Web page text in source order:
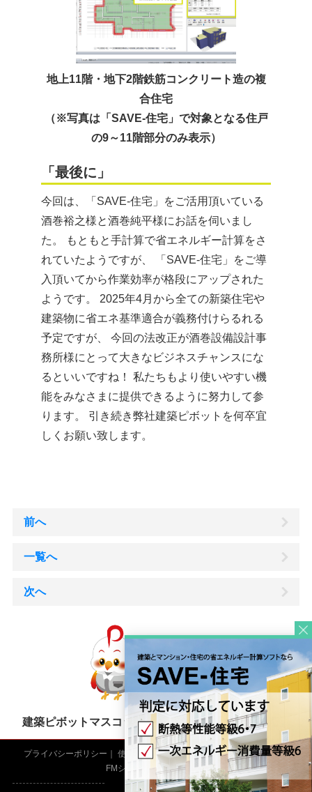
地上11階・地下2階鉄筋コンクリート造の複
合住宅
（※写真は「SAVE-住宅」で対象となる住戸
の9～11階部分のみ表示）
「最後に」
今回は、「SAVE-住宅」をご活用頂いている
酒巻裕之様と酒巻純平様にお話を伺いまし
た。 もともと手計算で省エネルギー計算をさ
れていたようですが、 「SAVE-住宅」をご導
入頂いてから作業効率が格段にアップされた
ようです。 2025年4月から全ての新築住宅や
建築物に省エネ基準適合が義務付けらるれる
予定ですが、 今回の法改正が酒巻設備設計事
務所様にとって大きなビジネスチャンスにな
るといいですね！ 私たちもより使いやすい機
能をみなさまに提供できるように努力して参
ります。 引き続き弊社建築ピボットを何卒宜
しくお願い致します。
前へ
一覧へ
次へ
建築ピボットマスコットキャラクター「ぴーちゃん」
プライバシーポリシー 使用許諾契約書 採用情報
サイトマップ
FMシステム
kozoStation